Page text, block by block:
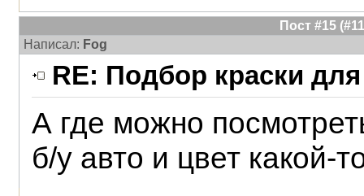
Пост #15
Написал: Fog
RE: Подбор краски
А где можно
б/у авто и цвет какой-